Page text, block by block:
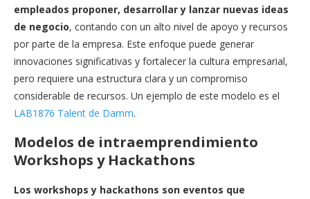
empleados proponer, desarrollar y lanzar nuevas ideas
de negocio, contando con un alto nivel de apoyo y recursos
por parte de la empresa. Este enfoque puede generar
innovaciones significativas y fortalecer la cultura empresarial,
pero requiere una estructura clara y un compromiso
considerable de recursos. Un ejemplo de este modelo es el
LAB1876 Talent de Damm.
Modelos de intraemprendimiento
Workshops y Hackathons
Los workshops y hackathons son eventos que